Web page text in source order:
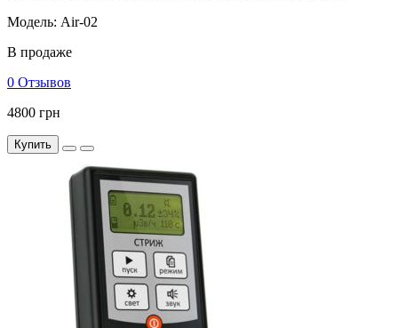
Модель: Air-02
В продаже
0 Отзывов
4800 грн
Купить